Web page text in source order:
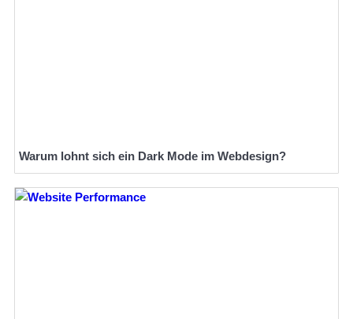
Warum lohnt sich ein Dark Mode im Webdesign?